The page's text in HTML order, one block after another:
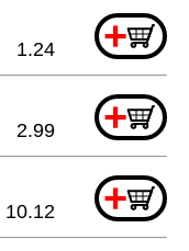
+
1.24
+
2.99
+
10.12